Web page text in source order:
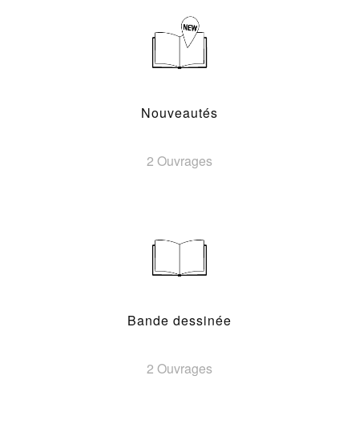
Nouveautés
2 Ouvrages
Bande dessinée
2 Ouvrages